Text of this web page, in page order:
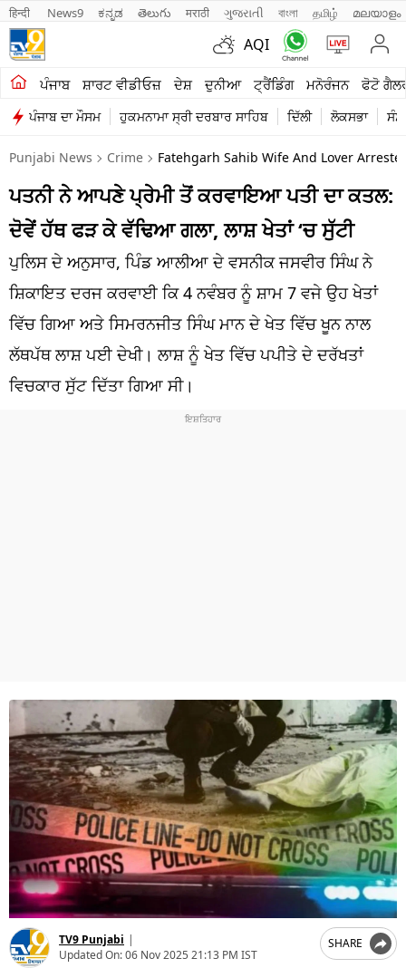
हिन्दी News9 ಕನ್ನಡ తెలుగు मराठी ગુજરાતી বাংলা தமிழ் മലയാളം
AQI
ਪੰਜਾਬ ਸ਼ਾਰਟ ਵੀਡੀਓਜ਼ ਦੇਸ਼ ਦੁਨੀਆ ਟ੍ਰੈਂਡਿੰਗ ਮਨੋਰੰਜਨ ਫੋਟੋ
ਪੰਜਾਬ ਦਾ ਮੌਸਮ ਹੁਕਮਨਾਮਾ ਸ੍ਰੀ ਦਰਬਾਰ ਸਾਹਿਬ ਦਿੱਲੀ ਲੋਕਸਭਾ
ਖੇਤੀਬਾੜੀ
ਸ਼ਾਰਟ ਵੀਡੀਓਜ਼
ਕਾਰੋਬਾਰ
ਕਰਿਅਰ
ਦੇਸ਼
ਲਾਈਫ ਸਟਾਈਲ
ਪੰਜਾਬ
Punjabi News Crime Fatehgarh Sahib Wife And Lover
ਪਤਨੀ ਨੇ ਆਪਣੇ ਪ੍ਰੇਮੀ ਤੋਂ ਕਰਵਾਇਆ ਪਤੀ ਦਾ ਕਤਲ:
ਦੋਵੇਂ ਹੱਥ ਫੜ ਕੇ ਵੱਢਿਆ ਗਲਾ, ਲਾਸ਼ ਖੇਤਾਂ ‘ਚ ਸੁੱਟੀ
ਪੁਲਿਸ ਦੇ ਅਨੁਸਾਰ, ਪਿੰਡ ਆਲੀਆ ਦੇ ਵਸਨੀਕ ਜਸਵੀਰ ਸਿੰਘ ਨੇ
ਸ਼ਿਕਾਇਤ ਦਰਜ ਕਰਵਾਈ ਕਿ 4 ਨਵੰਬਰ ਨੂੰ ਸ਼ਾਮ 7 ਵਜੇ ਉਹ ਖੇਤਾਂ
ਵਿੱਚ ਗਿਆ ਅਤੇ ਸਿਮਰਨਜੀਤ ਸਿੰਘ ਮਾਨ ਦੇ ਖੇਤ ਵਿੱਚ ਖੂਨ ਨਾਲ
ਲੱਥਪੱਥ ਲਾਸ਼ ਪਈ ਦੇਖੀ। ਲਾਸ਼ ਨੂੰ ਖੇਤ ਵਿੱਚ ਪਪੀਤੇ ਦੇ ਦਰੱਖਤਾਂ
ਵਿਚਕਾਰ ਸੁੱਟ ਦਿੱਤਾ ਗਿਆ ਸੀ।
TV9 Punjabi |
Updated On:06 Nov 2025 21:13 PM IST
SHARE